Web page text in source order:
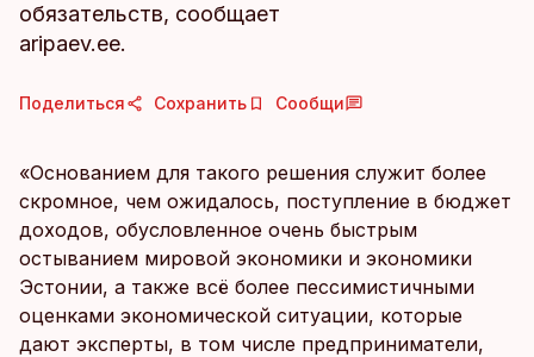
обязательств, сообщает
aripaev.ee.
Поделиться Сохранить Сообщи
«Основанием для такого решения служит более
скромное, чем ожидалось, поступление в бюджет
доходов, обусловленное очень быстрым
остыванием мировой экономики и экономики
Эстонии, а также всё более пессимистичными
оценками экономической ситуации, которые
дают эксперты, в том числе предприниматели,